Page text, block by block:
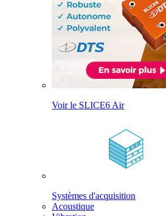
Voir le SLICE6 Air
Systèmes d'acquisition
Acoustique